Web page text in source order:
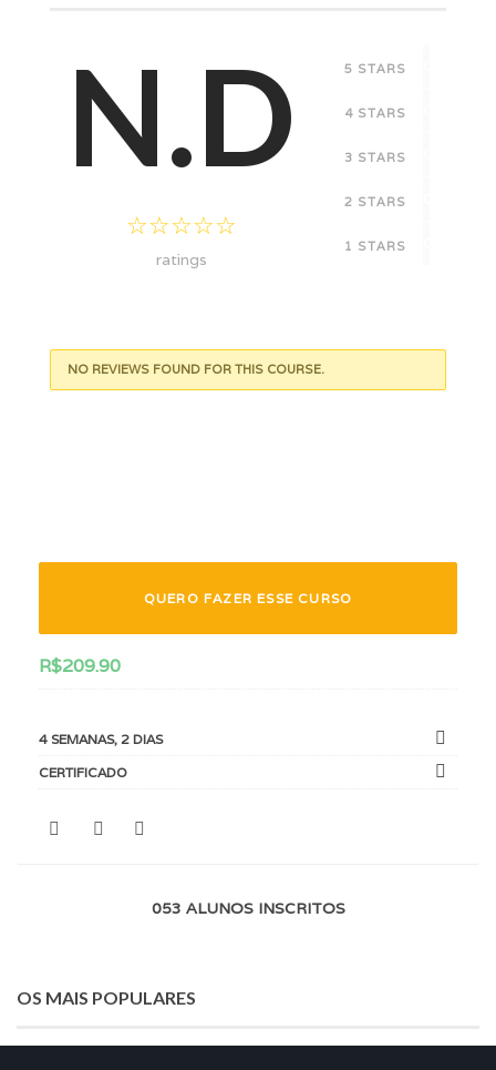
N.D
ratings
5 STARS
4 STARS
3 STARS
2 STARS
1 STARS
NO REVIEWS FOUND FOR THIS COURSE.
QUERO FAZER ESSE CURSO
R$209.90
4 SEMANAS, 2 DIAS
CERTIFICADO
053 ALUNOS INSCRITOS
OS MAIS POPULARES